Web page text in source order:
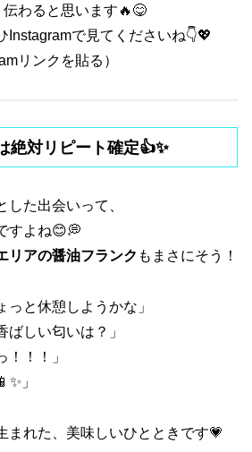
伝わると思います🔥😋
Instagramで見てくださいね👇💖
リンクを貼る）
絶対リピート確定👍✨
た出会いって、
すよね😊💭
リアの醤油フランク もまさにそう！
と休憩しようかな」
しい匂いは？」
！！」
」
まれた、美味しいひとときです💗